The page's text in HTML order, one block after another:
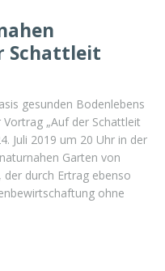
Schattleit
gesunden Bodenlebens
„Auf der Schattleit
Juli 2019 um 20 Uhr in der
Garten von
durch Ertrag ebenso
ohne